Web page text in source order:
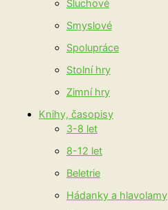
Sluchové
Smyslové
Spolupráce
Stolní hry
Zimní hry
Knihy, časopisy
3-8 let
8-12 let
Beletrie
Hádanky a hlavolamy